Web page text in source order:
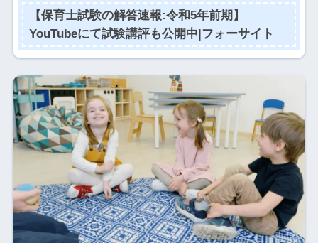
【保育士試験の解答速報:令和5年前期】
YouTubeにて試験講評も公開中|フォーサイト